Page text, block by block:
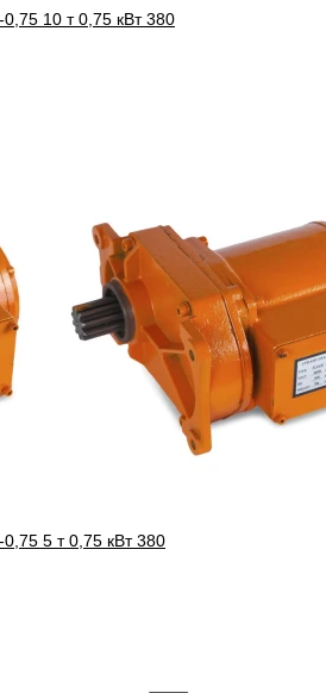
10 т 0,75 кВт 380
5 т 0,75 кВт 380